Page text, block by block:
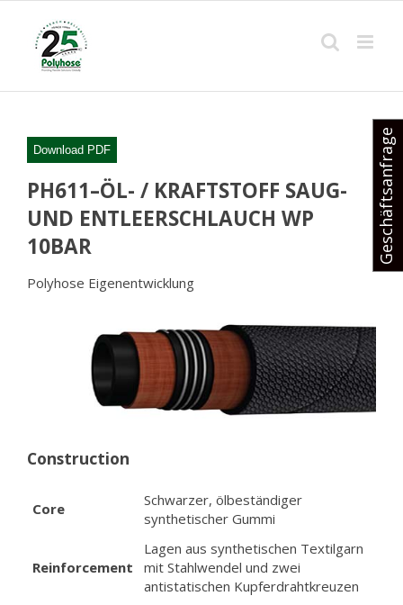
content
Download PDF
PH611–ÖL- / KRAFTSTOFF SAUG-
UND ENTLEERSCHLAUCH WP
10BAR
Polyhose Eigenentwicklung
Construction
Core
Schwarzer, ölbeständiger
synthetischer Gummi
Reinforcement
Lagen aus synthetischen Textilgarn
mit Stahlwendel und zwei
antistatischen Kupferdrahtkreuzen
Geschäftsanfrage